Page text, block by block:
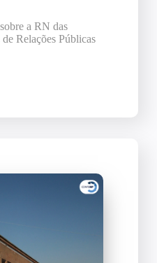
a RN das
Relações Públicas